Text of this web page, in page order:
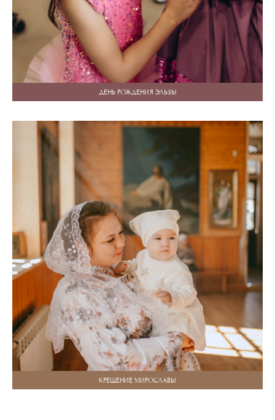
ДЕНЬ РОЖДЕНИЯ ЭЛЬЗЫ
КРЕЩЕНИЕ МИРОСЛАВЫ